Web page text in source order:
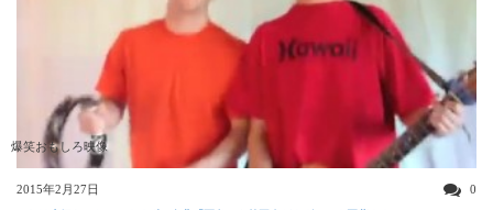
爆笑おもしろ映像
2015年2月27日 0